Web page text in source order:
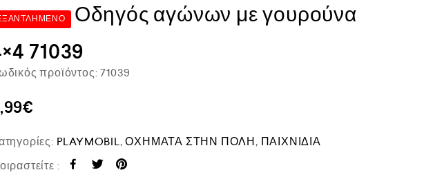
Οδηγός αγώνων με γουρούνα
71039
προϊόντος: 71039
€
PLAYMOBIL,ΟΧΗΜΑΤΑ ΣΤΗΝ ΠΟΛΗ, ΠΑΙΧΝΙΔΙΑ
: